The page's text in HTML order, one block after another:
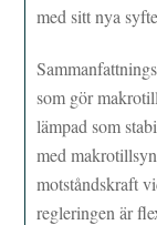
med sitt nya
som gör
lämpad som
med
motståndskraft
regleringen är